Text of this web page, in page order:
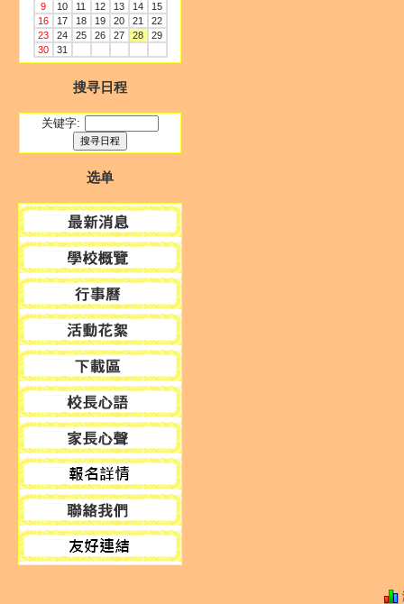
9
10 11 12 13 14
15
16
17 18 19 20 21
22
23
24 25 26 27 28
29
30
31
搜寻日程
关键字:
选单